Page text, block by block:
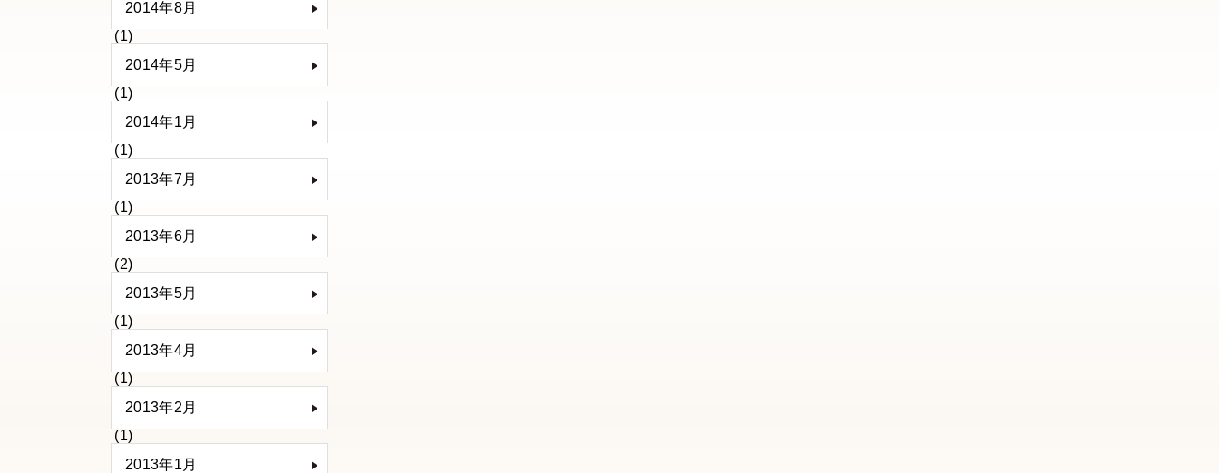
2014年8月
(1)
2014年5月
(1)
2014年1月
(1)
2013年7月
(1)
2013年6月
(2)
2013年5月
(1)
2013年4月
(1)
2013年2月
(1)
2013年1月